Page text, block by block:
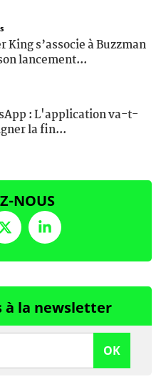
King s’associe à Buzzman
lancement...
: L'application va-t-
la fin...
NOUS
à la newsletter
OK